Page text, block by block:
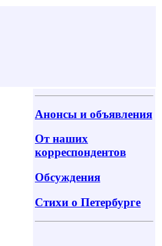
Анонсы и объявления
От наших
корреспондентов
Обсуждения
Стихи о Петербурге